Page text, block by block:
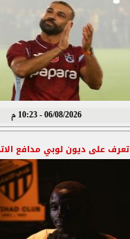
06/08/2026 - 10:23 م
تعرف على ديون لوبي مدافع